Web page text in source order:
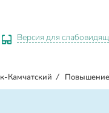
Версия для
Камчатский /